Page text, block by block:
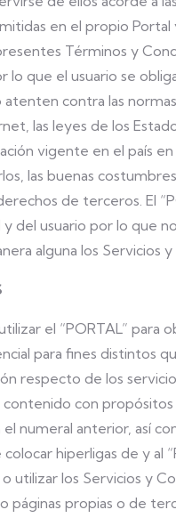
en el propio Portal
Términos y
lo que el usuario se
contra las
las leyes de los
vigente en el país
las buenas
de terceros. El
y del usuario por lo que
alguna los Servicios
el “PORTAL” para
para fines distintos
respecto de los
contenido con
numeral anterior, así
hiperligas de y al
utilizar los Servicios y
páginas propias o de